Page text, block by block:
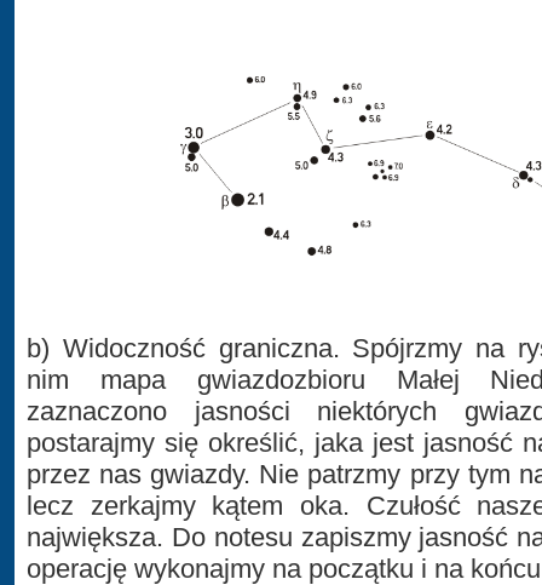
b) Widoczność graniczna. Spójrzmy na
nim mapa gwiazdozbioru Małej
zaznaczono jasności niektórych
postarajmy się określić, jaka jest jasność
przez nas gwiazdy. Nie patrzmy przy tym
lecz zerkajmy kątem oka. Czułość
największa. Do notesu zapiszmy jasność
operację wykonajmy na początku i na